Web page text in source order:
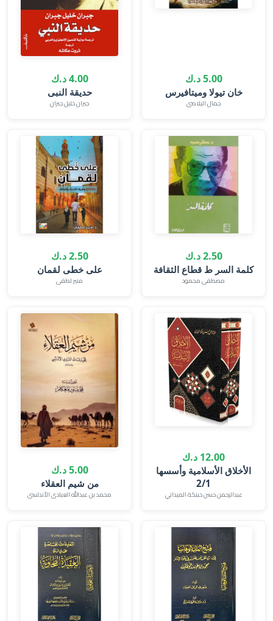
5.00 د.ك
خان تيولا وميتافيرس‎
جمال البلاصى
4.00 د.ك
حديقة النبى
جبران خليل جبران
2.50 د.ك
مصطفى محمود
2.50 د.ك
على خطى لقمان‎
منير لطفى
12.00 د.ك
الأخلاق الأسلامية وأسسها
2/1
عبدالرحمن حسن حبنكة الميداني
5.00 د.ك
من شيم العقلاء
محمد بن عبدالله العبادى الأندلسى